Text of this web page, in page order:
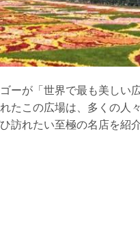
ーが「世界で最も美しい
たこの広場は、多くの人
訪れたい至極の名店を紹介